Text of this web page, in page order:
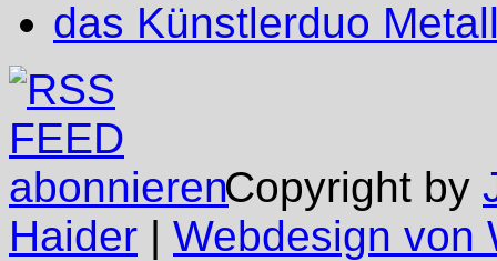
das Künstlerduo
Copyright by
Haider | Webdesign von